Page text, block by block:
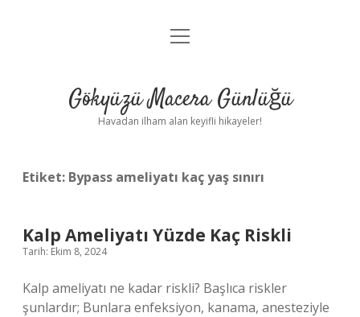
Anasayfa
Yasal Uyarı
menüyü
Gökyüzü Macera Günlüğü
Havadan ilham alan keyifli hikayeler!
Etiket: Bypass ameliyatı kaç yaş sınırı
Kalp Ameliyatı Yüzde Kaç Riskli
Tarih: Ekim 8, 2024
Kalp ameliyatı ne kadar riskli? Başlıca riskler
şunlardır; Bunlara enfeksiyon, kanama, anesteziyle